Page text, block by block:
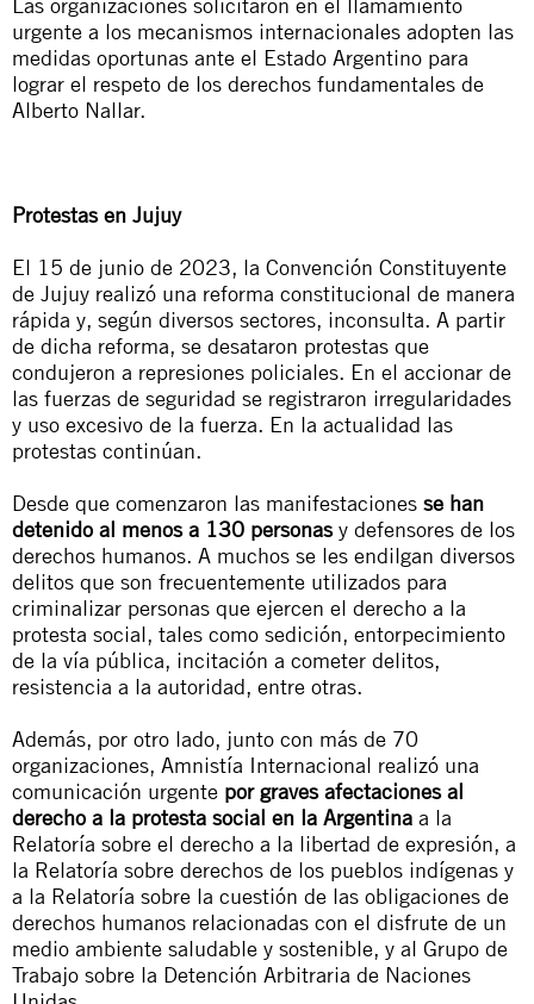
urgente a los mecanismos internacionales adopten las
medidas oportunas ante el Estado Argentino para
lograr el respeto de los derechos fundamentales de
Alberto Nallar.
Protestas en Jujuy
El 15 de junio de 2023, la Convención Constituyente
de Jujuy realizó una reforma constitucional de manera
rápida y, según diversos sectores, inconsulta. A partir
de dicha reforma, se desataron protestas que
condujeron a represiones policiales. En el accionar de
las fuerzas de seguridad se registraron irregularidades
y uso excesivo de la fuerza. En la actualidad las
protestas continúan.
Desde que comenzaron las manifestaciones se han
detenido al menos a 130 personasy defensores de los
derechos humanos. A muchos se les endilgan diversos
delitos que son frecuentemente utilizados para
criminalizar personas que ejercen el derecho a la
protesta social, tales como sedición, entorpecimiento
de la vía pública, incitación a cometer delitos,
resistencia a la autoridad, entre otras.
Además, por otro lado, junto con más de 70
organizaciones, Amnistía Internacional realizó una
comunicación urgente por graves afectaciones al
derecho a la protesta social en la Argentina a la
Relatoría sobre el derecho a la libertad de expresión, a
la Relatoría sobre derechos de los pueblos indígenas y
a la Relatoría sobre la cuestión de las obligaciones de
derechos humanos relacionadas con el disfrute de un
medio ambiente saludable y sostenible, y al Grupo de
Trabajo sobre la Detención Arbitraria de Naciones